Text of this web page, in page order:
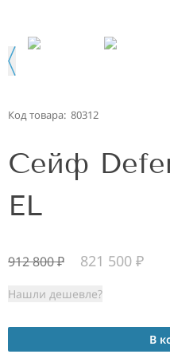
Код товара: 80312
Сейф
EL
912 800₽ 821 500 ₽
Нашли дешевле?
В